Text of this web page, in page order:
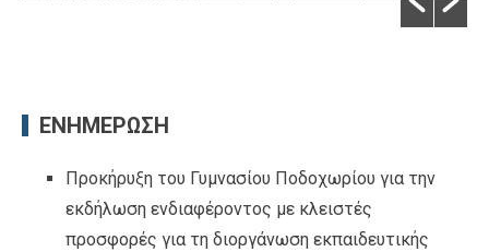
ΕΝΗΜΕΡΩΣΗ
Προκήρυξη του Γυμνασίου Ποδοχωρίου για την
εκδήλωση ενδιαφέροντος με κλειστές
προσφορές για τη διοργάνωση εκπαιδευτικής